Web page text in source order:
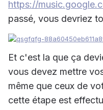
https://
passé, vous devriez
Et c'est la que ça
vous devez mettre
même que ceux de
cette étape est